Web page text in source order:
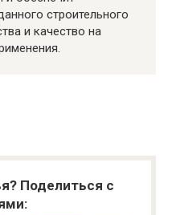
строительного
и качество на
Поделиться с